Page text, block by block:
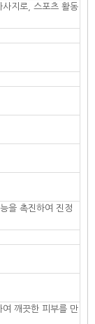
지로, 스포츠 활동
을 촉진하여 진정
깨끗한 피부를 만